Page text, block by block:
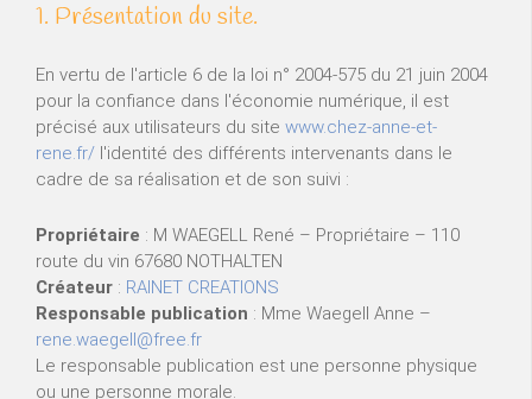
1. Présentation du site.
En vertu de l'article 6 de la loi n° 2004-575 du 21 juin 2004
pour la confiance dans l'économie numérique, il est
précisé aux utilisateurs du site www.chez-anne-et-
rene.fr/ l'identité des différents intervenants dans le
cadre de sa réalisation et de son suivi :
Propriétaire : M WAEGELL René – Propriétaire – 110
route du vin 67680 NOTHALTEN
Créateur : RAINET CREATIONS
Responsable publication : Mme Waegell Anne –
rene.waegell@free.fr
Le responsable publication est une personne physique
ou une personne morale.